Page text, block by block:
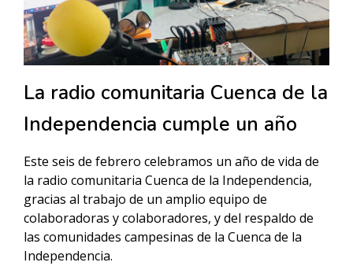
La radio comunitaria Cuenca de la
Independencia cumple un año
Este seis de febrero celebramos un año de vida de
la radio comunitaria Cuenca de la Independencia,
gracias al trabajo de un amplio equipo de
colaboradoras y colaboradores, y del respaldo de
las comunidades campesinas de la Cuenca de la
Independencia.